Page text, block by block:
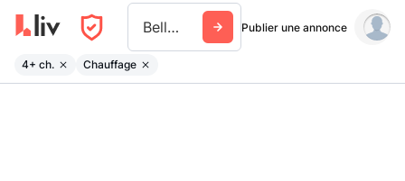
Bellingham Wa Publier une annonce
4+ ch. Chauffage